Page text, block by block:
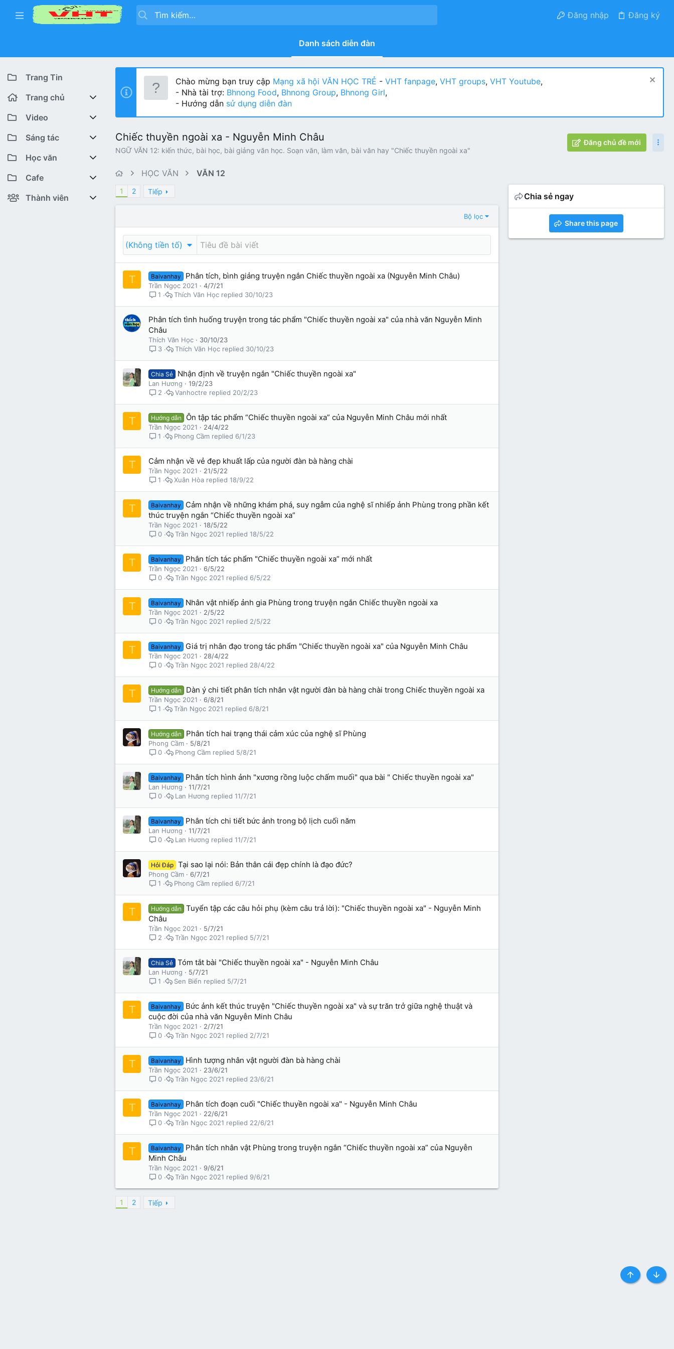
Đăng nhập Đăng ký
Danh sách diễn đàn
Trang Tin
Trang chủ
Diễn đàn
Bài viết mới
Có gì mới
Featured content
Bài viết mới
Video
Youtube VHT News
Youtube VHT
Tiktok
Sáng tác
Cuộc thi viết
Trại sáng tác
Liên hệ BTC
Học văn
Lớp 12
Lớp 11
Cafe
Cafe Văn chương
Thành viên
Chào mừng bạn truy cập Mạng xã hội VĂN HỌC TRẺ - VHT fanpage, VHT groups, VHT Youtube,
- Nhà tài trợ: Bhnong Food, Bhnong Group, Bhnong Girl,
- Hướng dẫn sử dụng diễn đàn
Chiếc thuyền ngoài xa - Nguyễn Minh Châu
NGỮ VĂN 12: kiến thức, bài học, bài giảng văn học. Soạn văn, làm văn, bài văn hay "Chiếc thuyền ngoài xa"
Đăng chủ đề mới
HỌC VĂN VĂN 12
1 2 Tiếp
Bộ lọc
(Không tiền tố)
T Baivanhay Phân tích, bình giảng truyện ngắn Chiếc thuyền ngoài xa (Nguyễn Minh Châu)
Trần Ngọc 2021
4/7/21
1
30/10/23
Thích Văn Học
Phân tích tình huống truyện trong tác phẩm "Chiếc thuyền ngoài xa" của nhà văn Nguyễn Minh
Châu
Thích Văn Học
30/10/23
3
30/10/23
Thích Văn Học
Chia Sẻ Nhận định về truyện ngắn "Chiếc thuyền ngoài xa"
Lan Hương
19/2/23
2
20/2/23
Vanhoctre
T Hướng dẫn Ôn tập tác phẩm “Chiếc thuyền ngoài xa” của Nguyễn Minh Châu mới nhất
Trần Ngọc 2021
24/4/22
1
6/1/23
Phong Cầm
T Cảm nhận về vẻ đẹp khuất lấp của người đàn bà hàng chài
Trần Ngọc 2021
21/5/22
1
18/9/22
Xuân Hòa
T Baivanhay
Cảm nhận về những khám phá, suy ngẫm của nghệ sĩ nhiếp ảnh Phùng trong phần kết
thúc truyện ngắn “Chiếc thuyền ngoài xa”
Trần Ngọc 2021
18/5/22
0
18/5/22
Trần Ngọc 2021
T Baivanhay Phân tích tác phẩm "Chiếc thuyền ngoài xa” mới nhất
Trần Ngọc 2021
6/5/22
0
6/5/22
Trần Ngọc 2021
T Baivanhay Nhân vật nhiếp ảnh gia Phùng trong truyện ngắn Chiếc thuyền ngoài xa
Trần Ngọc 2021
2/5/22
0
2/5/22
Trần Ngọc 2021
T Baivanhay Giá trị nhân đạo trong tác phẩm "Chiếc thuyền ngoài xa" của Nguyễn Minh Châu
Trần Ngọc 2021
28/4/22
0
28/4/22
Trần Ngọc 2021
T Hướng dẫn Dàn ý chi tiết phân tích nhân vật người đàn bà hàng chài trong Chiếc thuyền ngoài xa
Trần Ngọc 2021
6/8/21
1
6/8/21
Trần Ngọc 2021
Hướng dẫn Phân tích hai trạng thái cảm xúc của nghệ sĩ Phùng
Phong Cầm
5/8/21
0
5/8/21
Phong Cầm
Baivanhay Phân tích hình ảnh "xương rồng luộc chấm muối" qua bài " Chiếc thuyền ngoài xa"
Lan Hương
11/7/21
0
11/7/21
Lan Hương
Baivanhay Phân tích chi tiết bức ảnh trong bộ lịch cuối năm
Lan Hương
11/7/21
0
11/7/21
Lan Hương
Hỏi Đáp Tại sao lại nói: Bản thân cái đẹp chính là đạo đức?
Phong Cầm
6/7/21
1
6/7/21
Phong Cầm
T Hướng dẫn
Tuyển tập các câu hỏi phụ (kèm câu trả lời): "Chiếc thuyền ngoài xa" - Nguyễn Minh
Châu
Trần Ngọc 2021
5/7/21
2
5/7/21
Trần Ngọc 2021
Chia Sẻ Tóm tắt bài "Chiếc thuyền ngoài xa" - Nguyễn Minh Châu
Lan Hương
5/7/21
1
5/7/21
Sen Biển
T Baivanhay
Bức ảnh kết thúc truyện "Chiếc thuyền ngoài xa" và sự trăn trở giữa nghệ thuật và
cuộc đời của nhà văn Nguyễn Minh Châu
Trần Ngọc 2021
2/7/21
0
2/7/21
Trần Ngọc 2021
T Baivanhay Hình tượng nhân vật người đàn bà hàng chài
Trần Ngọc 2021
23/6/21
0
23/6/21
Trần Ngọc 2021
T Baivanhay Phân tích đoạn cuối "Chiếc thuyền ngoài xa" - Nguyễn Minh Châu
Trần Ngọc 2021
22/6/21
0
22/6/21
Trần Ngọc 2021
T Baivanhay
Phân tích nhân vật Phùng trong truyện ngắn “Chiếc thuyền ngoài xa” của Nguyễn
Minh Châu
Trần Ngọc 2021
9/6/21
0
9/6/21
Trần Ngọc 2021
1 2 Tiếp
Chia sẻ ngay
Share this page
Top